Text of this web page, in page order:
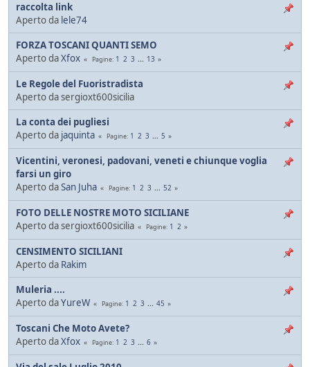
raccolta link
Aperto da lele74
FORZA TOSCANI QUANTI SEMO
Aperto daXfox Pagine 1 2 3 ... 13
Le Regole del Fuoristradista
Aperto da sergioxt600sicilia
La conta dei pugliesi
Aperto da jaquinta Pagine 1 2 3 ... 5
Vicentini, veronesi, padovani, veneti e chiunque voglia
farsi un giro
Aperto daSan Juha Pagine 1 2 3 ... 52
FOTO DELLE NOSTRE MOTO SICILIANE
Aperto da sergioxt600sicilia
Pagine 1 2
CENSIMENTO SICILIANI
Aperto da Rakim
Muleria ....
Aperto daYureW Pagine 1 2 3 ... 45
Toscani Che Moto Avete?
Aperto daXfox Pagine 1 2 3 ... 6